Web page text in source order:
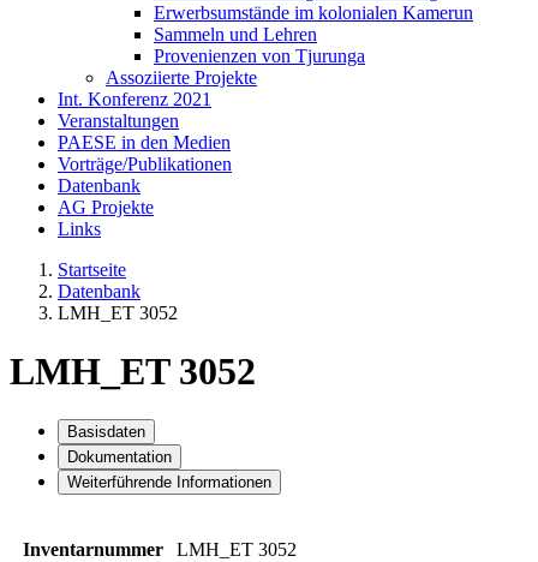
Erwerbsumstände im kolonialen Kamerun
Sammeln und Lehren
Provenienzen von Tjurunga
Assoziierte Projekte
Int. Konferenz 2021
Veranstaltungen
PAESE in den Medien
Vorträge/Publikationen
Datenbank
AG Projekte
Links
Startseite
Datenbank
LMH_ET 3052
LMH_ET 3052
Basisdaten
Dokumentation
Weiterführende Informationen
Inventarnummer
LMH_ET 3052